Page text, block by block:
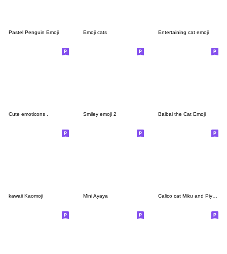
Pastel Penguin Emoji Emoji cats Entertaining cat emoji
Cute emoticons . Smiley emoji 2 Baibai the Cat Emoji
kawaii Kaomoji Mini Ayaya Calico cat Miku and Piyo Emoji